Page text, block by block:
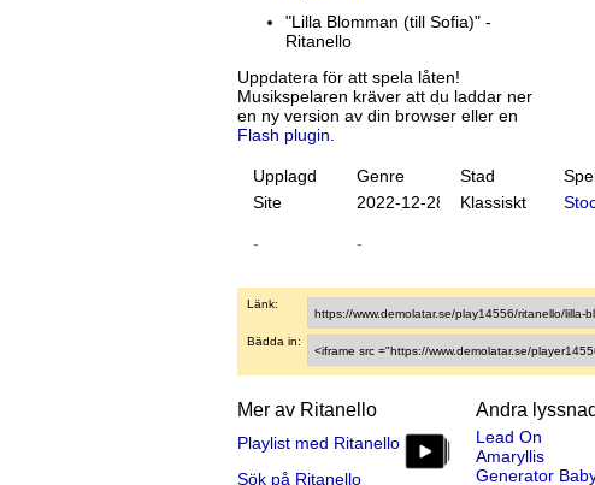
"Lilla Blomman (till Sofia)" -
Ritanello
Uppdatera för att spela låten!
Musikspelaren kräver att du laddar ner
en ny version av din browser eller en
Flash plugin.
Upplagd Genre Stad
Site
2022-12-28 Klassiskt
- -
Länk:
Bädda in:
Mer av Ritanello
Playlist med Ritanello
Sök på Ritanello
Andra
Lead On
Amaryllis
Generator